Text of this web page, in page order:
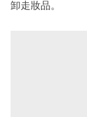
卸走妝品。